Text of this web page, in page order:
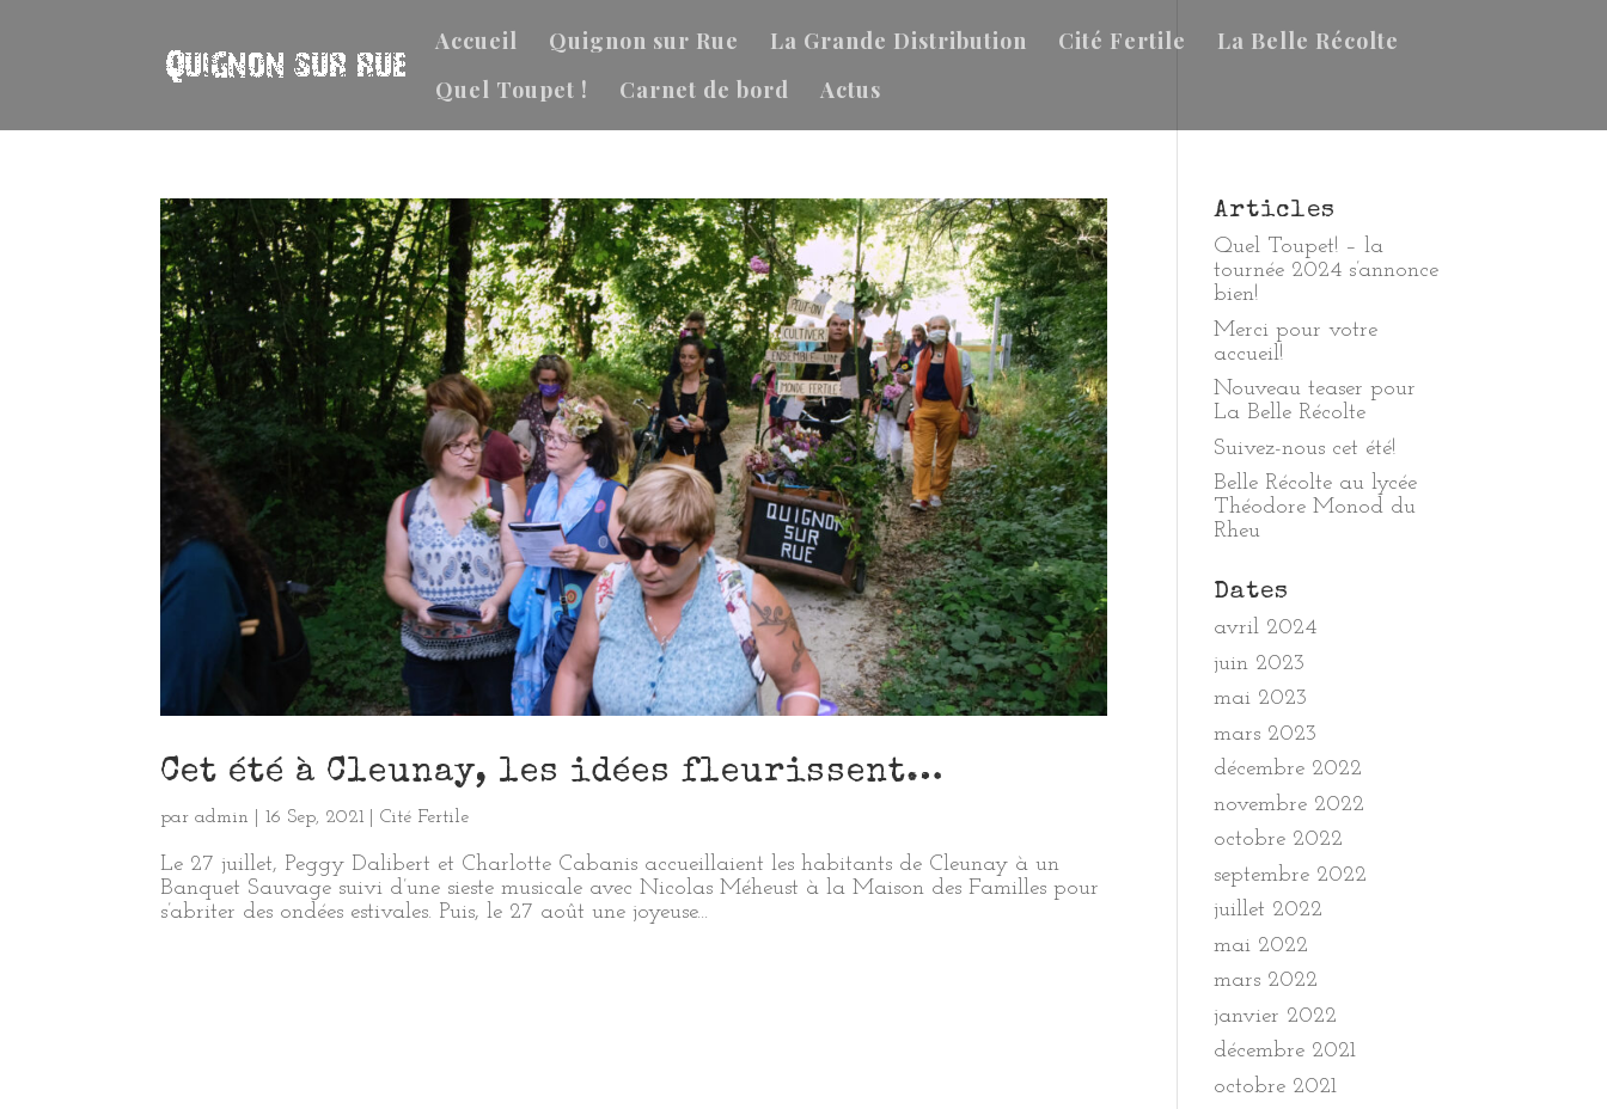
Accueil Quignon sur Rue La Grande Distribution Cité Fertile
La Belle Récolte
Quel Toupet !
Carnet de bord Actus
Cet été à Cleunay, les idées fleurissent…
paradmin |16 Sep, 2021 |Cité Fertile
Le 27 juillet, Peggy Dalibert et Charlotte Cabanis accueillaient les habitants de Cleunay à un
Banquet Sauvage suivi d’une sieste musicale avec Nicolas Méheust à la Maison des Familles pour
s’abriter des ondées estivales. Puis, le 27 août une joyeuse...
Articles
Quel Toupet! – la
tournée 2024 s’annonce
bien!
Merci pour votre
accueil!
Nouveau teaser pour
La Belle Récolte
Suivez-nous cet été!
Belle Récolte au lycée
Théodore Monod du
Rheu
Dates
avril 2024
juin 2023
mai 2023
mars 2023
décembre 2022
novembre 2022
octobre 2022
septembre 2022
juillet 2022
mai 2022
mars 2022
janvier 2022
décembre 2021
octobre 2021